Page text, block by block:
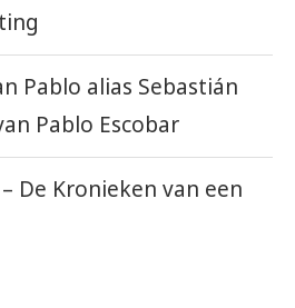
Pablo alias Sebastián
Pablo Escobar
De Kronieken van een